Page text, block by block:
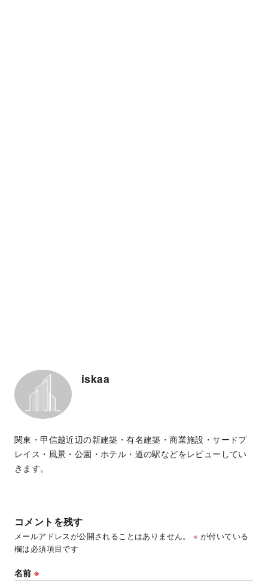
iskaa
関東・甲信越近辺の新建築・有名建築・商業施設・サードプ
レイス・風景・公園・ホテル・道の駅などをレビューしてい
きます。
コメントを残す
メールアドレスが公開されることはありません。 ※ が付いている
欄は必須項目です
名前※